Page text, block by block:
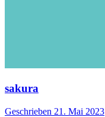
sakura
Geschrieben 21. Mai 2023